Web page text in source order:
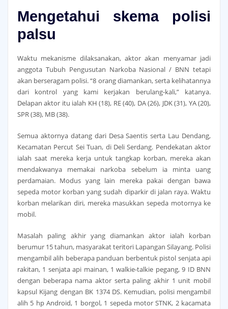
Mengetahui skema polisi
palsu
Waktu mekanisme dilaksanakan, aktor akan menyamar jadi
anggota Tubuh Pengusutan Narkoba Nasional / BNN tetapi
akan berseragam polisi. “8 orang diamankan, serta kelihatannya
dari kontrol yang kami kerjakan berulang-kali,” katanya.
Delapan aktor itu ialah KH (18), RE (40), DA (26), JDK (31), YA (20),
SPR (38), MB (38).
Semua aktornya datang dari Desa Saentis serta Lau Dendang,
Kecamatan Percut Sei Tuan, di Deli Serdang. Pendekatan aktor
ialah saat mereka kerja untuk tangkap korban, mereka akan
mendakwanya memakai narkoba sebelum ia minta uang
perdamaian. Modus yang lain mereka pakai dengan bawa
sepeda motor korban yang sudah diparkir di jalan raya. Waktu
korban melarikan diri, mereka masukkan sepeda motornya ke
mobil.
Masalah paling akhir yang diamankan aktor ialah korban
berumur 15 tahun, masyarakat teritori Lapangan Silayang. Polisi
mengambil alih beberapa panduan berbentuk pistol senjata api
rakitan, 1 senjata api mainan, 1 walkie-talkie pegang, 9 ID BNN
dengan beberapa nama aktor serta paling akhir 1 unit mobil
kapsul Kijang dengan BK 1374 DS. Kemudian, polisi mengambil
alih 5 hp Android, 1 borgol, 1 sepeda motor STNK, 2 kacamata